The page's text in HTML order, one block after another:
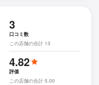
3
口コミ数
この店舗の合計 13
4.82
評価
この店舗の合計 5.00